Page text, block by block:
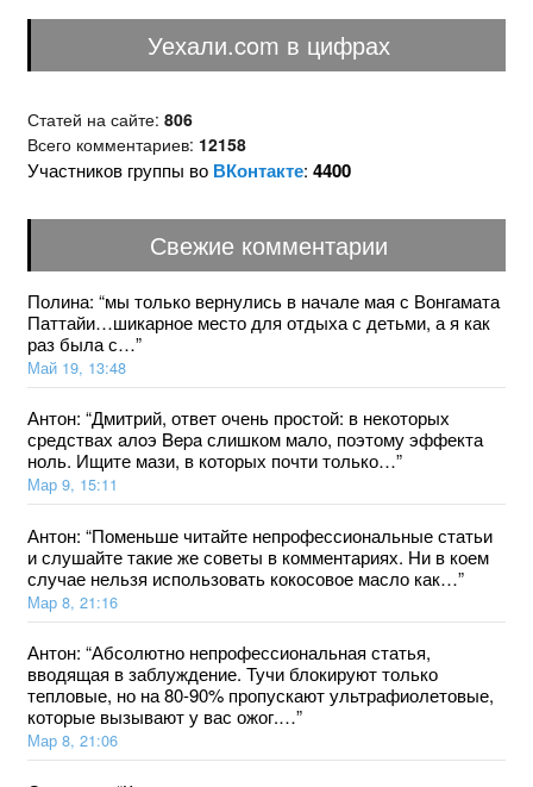
Уехали.com в цифрах
Статей на сайте: 806
Всего комментариев: 12158
Участников группы во ВКонтакте: 4400
Свежие комментарии
Полина: “мы только вернулись в начале мая с Вонгамата
Паттайи…шикарное место для отдыха с детьми, а я как
раз была с…”
Май 19, 13:48
Антон: “Дмитрий, ответ очень простой: в некоторых
средствах aлoэ Bepa слишком мало, поэтому эффекта
ноль. Ищите мази, в которых почти только…”
Мар 9, 15:11
Антон: “Поменьше читайте непрофессиональные статьи
и слушайте такие же советы в комментариях. Ни в коем
случае нельзя использовать кокосовое масло как…”
Мар 8, 21:16
Антон: “Абсолютно непрофессиональная статья,
вводящая в заблуждение. Тучи блокируют только
тепловые, но на 80-90% пропускают ультрафиолетовые,
которые вызывают у вас ожог.…”
Мар 8, 21:06